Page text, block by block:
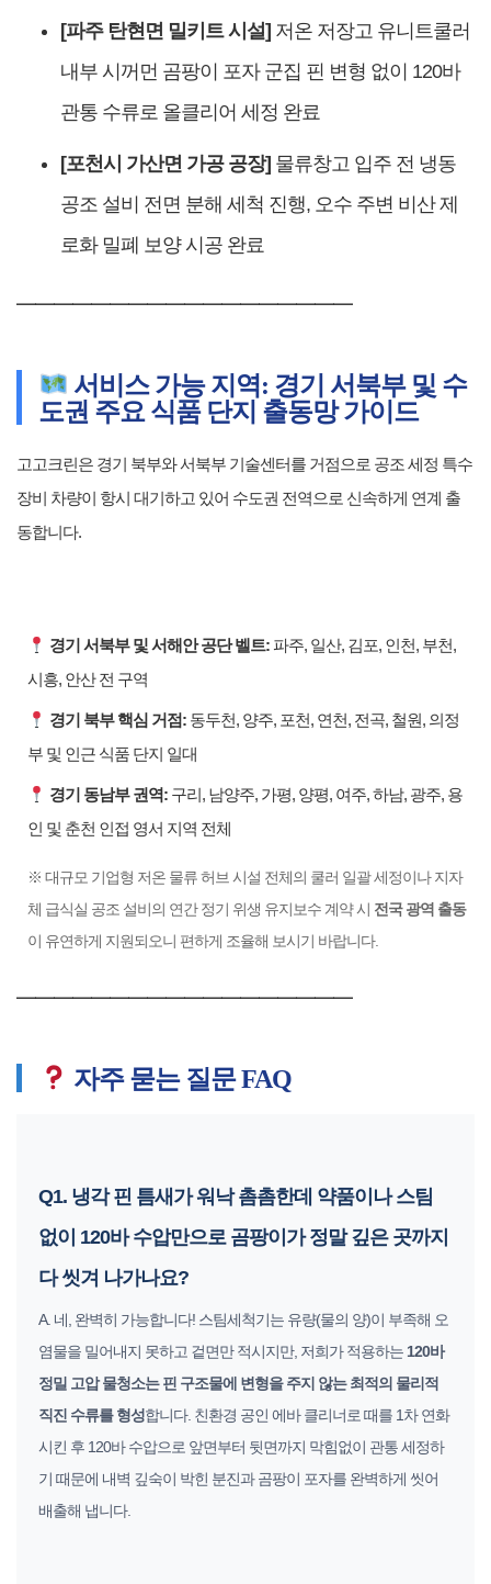
[파주 탄현면 밀키트 시설] 저온 저장고 유니트쿨러
내부 시꺼먼 곰팡이 포자 군집 핀 변형 없이 120바
관통 수류로 올클리어 세정 완료
[포천시 가산면 가공 공장] 물류창고 입주 전 냉동
공조 설비 전면 분해 세척 진행, 오수 주변 비산 제
로화 밀폐 보양 시공 완료
━━━━━━━━━━━━━━━━━━
서비스 가능 지역: 경기 서북부 및 수
도권 주요 식품 단지 출동망 가이드
고고크린은 경기 북부와 서북부 기술센터를 거점으로 공조 세정 특수
장비 차량이 항시 대기하고 있어 수도권 전역으로 신속하게 연계 출
동합니다.
경기 서북부 및 서해안 공단 벨트: 파주, 일산, 김포, 인천, 부천,
시흥, 안산 전 구역
경기 북부 핵심 거점: 동두천, 양주, 포천, 연천, 전곡, 철원, 의정
부 및 인근 식품 단지 일대
경기 동남부 권역: 구리, 남양주, 가평, 양평, 여주, 하남, 광주, 용
인 및 춘천 인접 영서 지역 전체
※ 대규모 기업형 저온 물류 허브 시설 전체의 쿨러 일괄 세정이나 지자
체 급식실 공조 설비의 연간 정기 위생 유지보수 계약 시 전국 광역 출동
이 유연하게 지원되오니 편하게 조율해 보시기 바랍니다.
━━━━━━━━━━━━━━━━━━
자주 묻는 질문 FAQ
Q1. 냉각 핀 틈새가 워낙 촘촘한데 약품이나 스팀
없이 120바 수압만으로 곰팡이가 정말 깊은 곳까지
다 씻겨 나가나요?
A. 네, 완벽히 가능합니다! 스팀세척기는 유량(물의 양)이 부족해 오
염물을 밀어내지 못하고 겉면만 적시지만, 저희가 적용하는 120바
정밀 고압 물청소는 핀 구조물에 변형을 주지 않는 최적의 물리적
직진 수류를 형성합니다. 친환경 공인 에바 클리너로 때를 1차 연화
시킨 후 120바 수압으로 앞면부터 뒷면까지 막힘없이 관통 세정하
기 때문에 내벽 깊숙이 박힌 분진과 곰팡이 포자를 완벽하게 씻어
배출해 냅니다.